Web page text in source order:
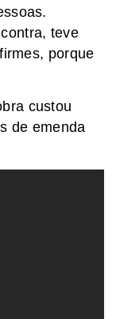
teve
porque
custou
de emenda